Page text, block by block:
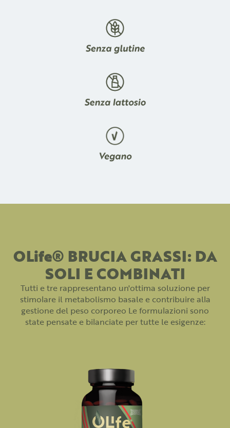
OLife® BRUCIA GRASSI: DA
SOLI E COMBINATI
Tutti e tre rappresentano un'ottima soluzione per
stimolare il metabolismo basale e contribuire alla
gestione del peso corporeo Le formulazioni sono
state pensate e bilanciate per tutte le esigenze: